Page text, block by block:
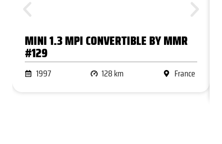
MINI 1.3 MPI CONVERTIBLE BY MMR
#129
1997 128 km France